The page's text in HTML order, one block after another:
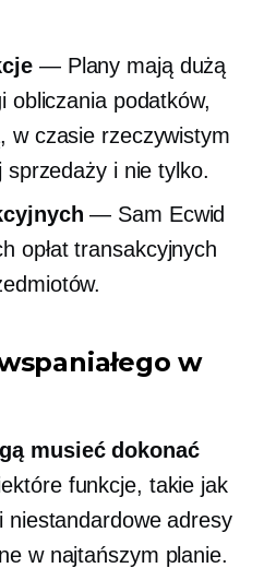
— Plany mają dużą
obliczania podatków,
w czasie rzeczywistym
sprzedaży i nie tylko.
— Sam Ecwid
opłat transakcyjnych
w
musieć dokonać
funkcje, takie jak
niestandardowe adresy
w najtańszym planie.